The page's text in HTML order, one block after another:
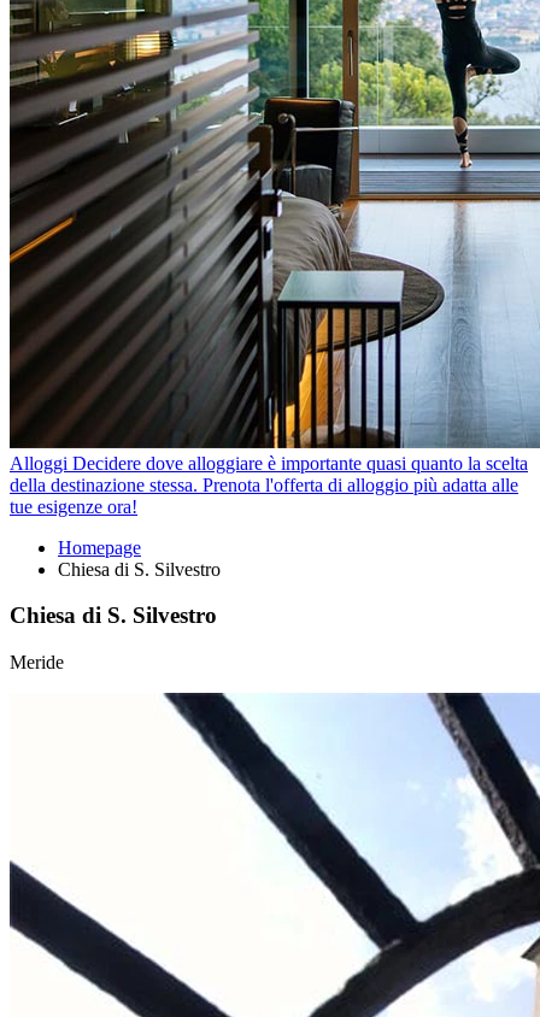
Alloggi Decidere dove alloggiare è importante quasi quanto la scelta
della destinazione stessa. Prenota l'offerta di alloggio più adatta alle
tue esigenze ora!
Homepage
Chiesa di S. Silvestro
Chiesa di S. Silvestro
Meride